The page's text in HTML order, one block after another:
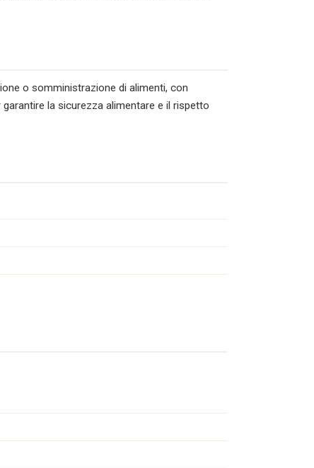
o somministrazione di alimenti, con
la sicurezza alimentare e il rispetto